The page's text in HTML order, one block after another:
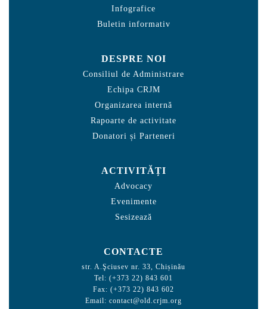
Infografice
Buletin informativ
DESPRE NOI
Consiliul de Administrare
Echipa CRJM
Organizarea internă
Rapoarte de activitate
Donatori și Parteneri
ACTIVITĂȚI
Advocacy
Evenimente
Sesizează
CONTACTE
str. A.Şciusev nr. 33, Chișinău
Tel: (+373 22) 843 601
Fax: (+373 22) 843 602
Email: contact@old.crjm.org